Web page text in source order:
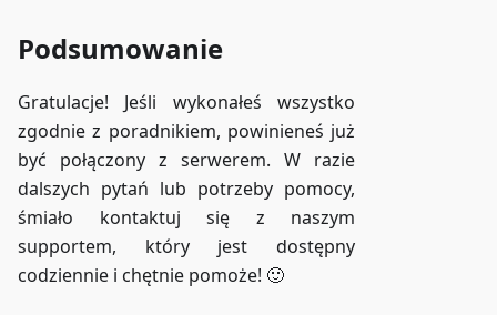
Podsumowanie
Gratulacje! Jeśli wykonałeś wszystko
zgodnie z poradnikiem, powinieneś już
być połączony z serwerem. W razie
dalszych pytań lub potrzeby pomocy,
śmiało kontaktuj się z naszym
supportem, który jest dostępny
codziennie i chętnie pomoże! 🙂